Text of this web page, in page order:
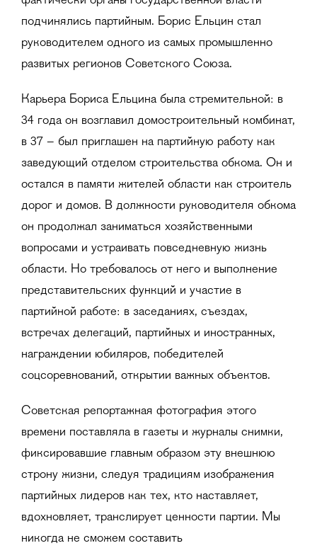
подчинялись партийным. Борис Ельцин стал
руководителем одного из самых промышленно
развитых регионов Советского Союза.
Карьера Бориса Ельцина была стремительной: в
34 года он возглавил домостроительный комбинат,
в 37 − был приглашен на партийную работу как
заведующий отделом строительства обкома. Он и
остался в памяти жителей области как строитель
дорог и домов. В должности руководителя обкома
он продолжал заниматься хозяйственными
вопросами и устраивать повседневную жизнь
области. Но требовалось от него и выполнение
представительских функций и участие в
партийной работе: в заседаниях, съездах,
встречах делегаций, партийных и иностранных,
награждении юбиляров, победителей
соцсоревнований, открытии важных объектов.
Советская репортажная фотография этого
времени поставляла в газеты и журналы снимки,
фиксировавшие главным образом эту внешнюю
строну жизни, следуя традициям изображения
партийных лидеров как тех, кто наставляет,
вдохновляет, транслирует ценности партии. Мы
никогда не сможем составить